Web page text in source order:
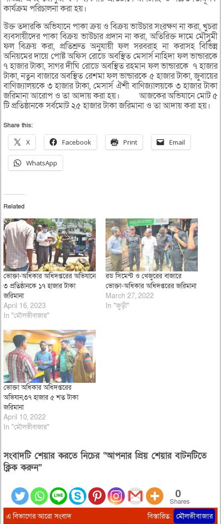
কার্যক্রম পরিচালনা করা হয়।
উক্ত তদারকি অভিযানে পাকা ক্রয় ও বিক্রয় ভাউচার সংরক্ষণ না করা, খুচরা
ব্যবসায়ীদের পাকা বিক্রয় ভাউচার প্রদান না করা, অতিরিক্ত দামে মৌসুমী
ফল বিক্রয় করা, প্রতিশ্রুত অনুযায়ী ফল সরবরাহ না করাসহ বিভিন্ন
অনিয়মের দায়ে পোষ্ট অফিস রোডে অবস্থিত মেসার্স নাহিদা ফল ভান্ডারকে
৭ হাজার টাকা, সাগর দীঘি রোডে অবস্থিত রহমান ফল ভান্ডারকে ৭ হাজার
টাকা, নতুন বাজারে অবস্থিত রেশমা ফল ভান্ডারকে ৫ হাজার টাকা, জুবায়ের
বাণিজ্যালয়কে ৩ হাজার টাকা, মেসার্স ঐশী বাণিজ্যালয়কে ৩ হাজার টাকা
জরিমানা আরোপ ও তা আদায় করা হয়। আজকের অভিযানে মোট ৫
টি প্রতিষ্ঠানকে সর্বমোট ২৫ হাজার টাকা জরিমানা ও তা আদায় করা হয়।
Share this:
X Facebook Print Email
WhatsApp
Related
ভোক্তা-অধিকার অধিদপ্তরের অভিযানে
৩ প্রতিষ্ঠানকে ১৭ হাজার টাকা
জরিমানা
April 16, 2023
In "মৌলভীবাজার"
রড সিমেন্ট ও খেজুরের বাজারে
ভোক্তা-অধিকার অধিদপ্তরের জরিমানা
March 27, 2022
In "জুড়ী"
ভোক্তা অধিকার অধিদপ্তরের
অভিযান,৩৭ হাজার ৫ শত টাকা
জরিমানা
April 10, 2022
In "মৌলভীবাজার"
সংবাদটি শেয়ার করতে নিচের “আপনার প্রিয় শেয়ার বাটনটিতে
ক্লিক করুন”
0
Shares
এ বিভাগের আরো সংবাদ বিস্তারিত: মৌলভীবাজার